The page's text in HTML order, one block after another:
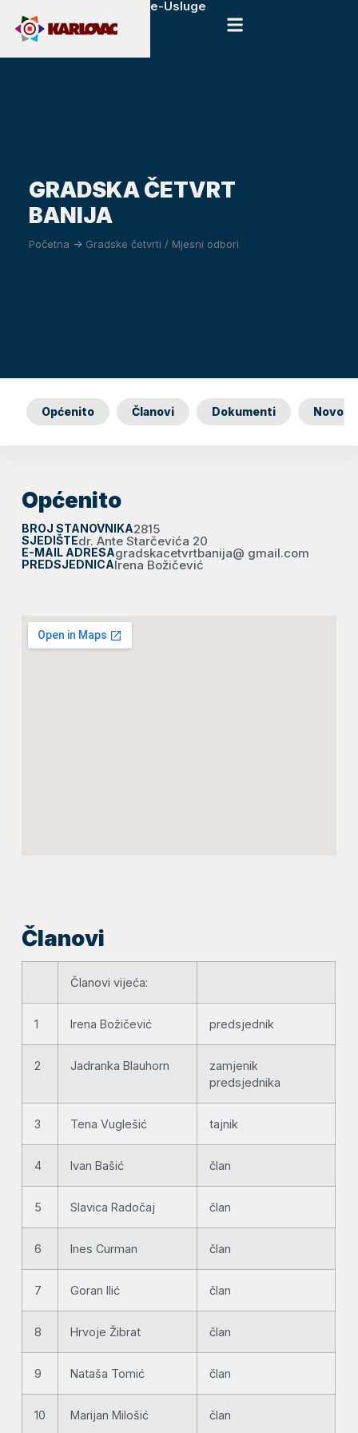
e-Usluge
GRADSKA ČETVRT
BANIJA
Početna -> Gradske četvrti / Mjesni odbori
Općenito Članovi Dokumenti
Općenito
BROJ STANOVNIKA2815
SJEDIŠTEdr. Ante Starčevića 20
E-MAIL ADRESAgradskacetvrtbanija@ gmail.com
PREDSJEDNICAIrena Božičević
Članovi
Članovi vijeća:
1 Irena Božičević predsjednik
2 Jadranka Blauhorn
zamjenik
predsjednika
3 Tena Vuglešić tajnik
4 Ivan Bašić član
5 Slavica Radočaj član
6 Ines Curman član
7 Goran Ilić član
8 Hrvoje Žibrat član
9 Nataša Tomić član
10 Marijan Milošić član